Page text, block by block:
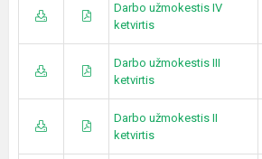
Darbo užmokestis IV
ketvirtis
Darbo užmokestis III
ketvirtis
Darbo užmokestis II
ketvirtis